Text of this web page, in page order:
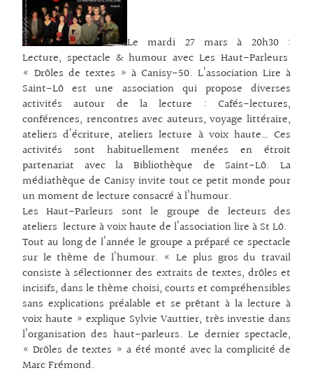
Le mardi 27 mars à 20h30 :
Lecture, spectacle & humour avec Les Haut-Parleurs
« Drôles de textes » à Canisy-50. L’association Lire à
Saint-Lô est une association qui propose diverses
activités autour de la lecture : Cafés-lectures,
conférences, rencontres avec auteurs, voyage littéraire,
ateliers d’écriture, ateliers lecture à voix haute… Ces
activités sont habituellement menées en étroit
partenariat avec la Bibliothèque de Saint-Lô. La
médiathèque de Canisy invite tout ce petit monde pour
un moment de lecture consacré à l’humour.
Les Haut-Parleurs sont le groupe de lecteurs des
ateliers lecture à voix haute de l’association lire à St Lô.
Tout au long de l’année le groupe a préparé ce spectacle
sur le thème de l’humour. « Le plus gros du travail
consiste à sélectionner des extraits de textes, drôles et
incisifs, dans le thème choisi, courts et compréhensibles
sans explications préalable et se prêtant à la lecture à
voix haute » explique Sylvie Vauttier, très investie dans
l’organisation des haut-parleurs. Le dernier spectacle,
« Drôles de textes » a été monté avec la complicité de
Marc Frémond.